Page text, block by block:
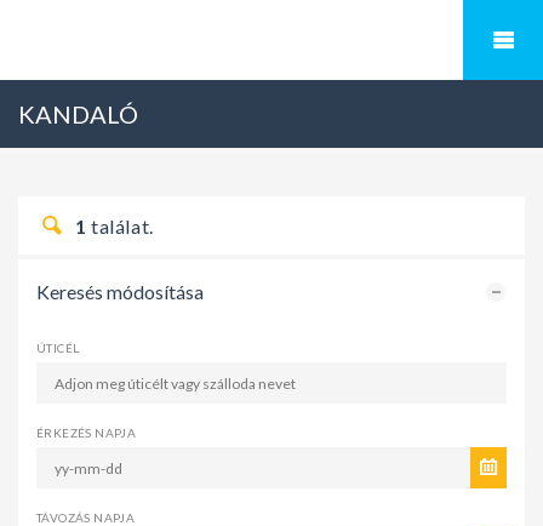
KANDALÓ
1 találat.
Keresés módosítása
ÚTICÉL
ÉRKEZÉS NAPJA
TÁVOZÁS NAPJA